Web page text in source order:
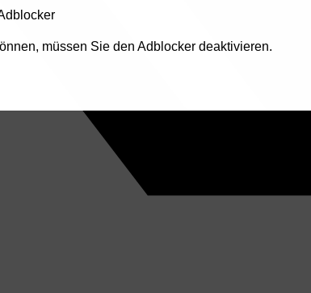
müssen Sie den Adblocker deaktivieren.